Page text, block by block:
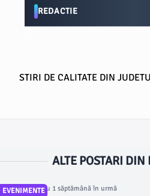
REDACTIE
STIRI DE CALITATE DIN
ALTE POSTARI
EVENIMENTE
Articol postat cu 1 săptămână în urmă